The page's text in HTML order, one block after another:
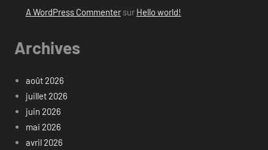
A WordPress Commentersur Hello world!
Archives
août 2026
juillet 2026
juin 2026
mai 2026
avril 2026